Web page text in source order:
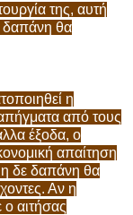
της, αυτή
δαπάνη θα
η
από τους
έξοδα, ο
απαίτηση
η δε δαπάνη θα
Αν η
αιτήσας